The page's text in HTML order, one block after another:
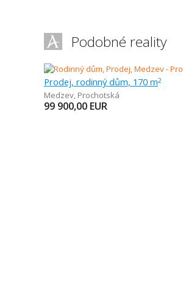
Podobné reality
Prodej, rodinný dům, 170 m2
Medzev, Prochotská
99 900,00 EUR